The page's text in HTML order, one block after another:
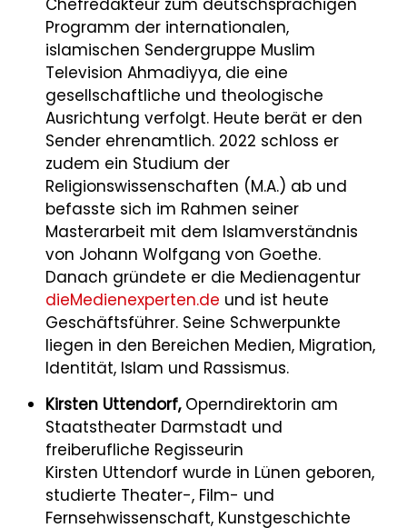
Chefredakteur zum deutschsprachigen
Programm der internationalen,
islamischen Sendergruppe Muslim
Television Ahmadiyya, die eine
gesellschaftliche und theologische
Ausrichtung verfolgt. Heute berät er den
Sender ehrenamtlich. 2022 schloss er
zudem ein Studium der
Religionswissenschaften (M.A.) ab und
befasste sich im Rahmen seiner
Masterarbeit mit dem Islamverständnis
von Johann Wolfgang von Goethe.
Danach gründete er die Medienagentur
dieMedienexperten.de und ist heute
Geschäftsführer. Seine Schwerpunkte
liegen in den Bereichen Medien, Migration,
Identität, Islam und Rassismus.
Kirsten Uttendorf, Operndirektorin am
Staatstheater Darmstadt und
freiberufliche Regisseurin
Kirsten Uttendorf wurde in Lünen geboren,
studierte Theater-, Film- und
Fernsehwissenschaft, Kunstgeschichte